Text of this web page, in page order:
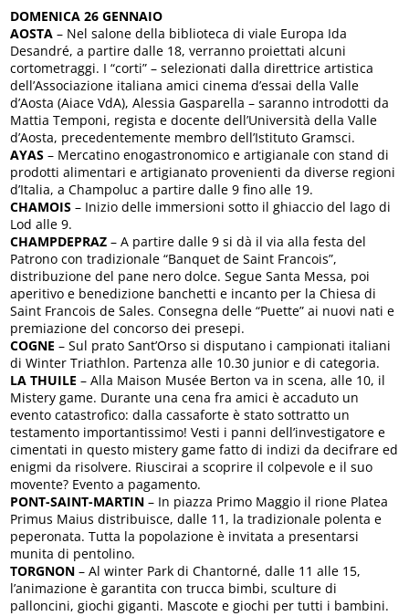
DOMENICA 26 GENNAIO
AOSTA – Nel salone della biblioteca di viale Europa Ida
Desandré, a partire dalle 18, verranno proiettati alcuni
cortometraggi. I “corti” – selezionati dalla direttrice artistica
dell’Associazione italiana amici cinema d’essai della Valle
d’Aosta (Aiace VdA), Alessia Gasparella – saranno introdotti da
Mattia Temponi, regista e docente dell’Università della Valle
d’Aosta, precedentemente membro dell’Istituto Gramsci.
AYAS – Mercatino enogastronomico e artigianale con stand di
prodotti alimentari e artigianato provenienti da diverse regioni
d’Italia, a Champoluc a partire dalle 9 fino alle 19.
CHAMOIS – Inizio delle immersioni sotto il ghiaccio del lago di
Lod alle 9.
CHAMPDEPRAZ – A partire dalle 9 si dà il via alla festa del
Patrono con tradizionale “Banquet de Saint Francois”,
distribuzione del pane nero dolce. Segue Santa Messa, poi
aperitivo e benedizione banchetti e incanto per la Chiesa di
Saint Francois de Sales. Consegna delle “Puette” ai nuovi nati e
premiazione del concorso dei presepi.
COGNE – Sul prato Sant’Orso si disputano i campionati italiani
di Winter Triathlon. Partenza alle 10.30 junior e di categoria.
LA THUILE – Alla Maison Musée Berton va in scena, alle 10, il
Mistery game. Durante una cena fra amici è accaduto un
evento catastrofico: dalla cassaforte è stato sottratto un
testamento importantissimo! Vesti i panni dell’investigatore e
cimentati in questo mistery game fatto di indizi da decifrare ed
enigmi da risolvere. Riuscirai a scoprire il colpevole e il suo
movente? Evento a pagamento.
PONT-SAINT-MARTIN – In piazza Primo Maggio il rione Platea
Primus Maius distribuisce, dalle 11, la tradizionale polenta e
peperonata. Tutta la popolazione è invitata a presentarsi
munita di pentolino.
TORGNON – Al winter Park di Chantorné, dalle 11 alle 15,
l’animazione è garantita con trucca bimbi, sculture di
palloncini, giochi giganti. Mascote e giochi per tutti i bambini.